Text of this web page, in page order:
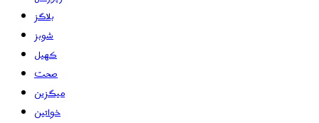
بلاگز
شوبز
کھیل
صحت
میگزین
خواتین